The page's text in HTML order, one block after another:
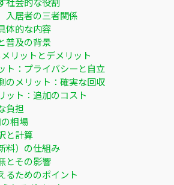
入居者の三者関係
体的な内容
普及の背景
リットとデメリット
ト：プライバシーと自立
のメリット：確実な回収
ット：追加のコスト
負担
相場
と計算
料）の仕組み
とその影響
るためのポイント